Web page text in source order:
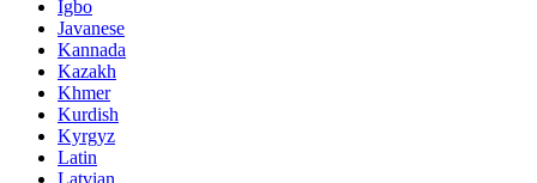
Igbo
Javanese
Kannada
Kazakh
Khmer
Kurdish
Kyrgyz
Latin